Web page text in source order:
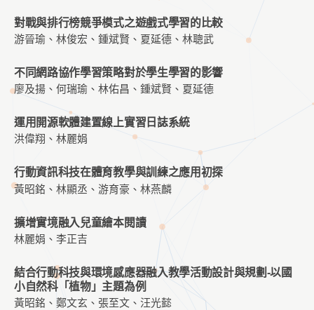
對戰與排行榜競爭模式之遊戲式學習的比較
游晉瑜、林俊宏、鍾斌賢、夏延德、林聰武
不同網路協作學習策略對於學生學習的影響
廖及揚、何瑞瑜、林佑昌、鍾斌賢、夏延德
運用開源軟體建置線上實習日誌系統
洪偉翔、林麗娟
行動資訊科技在體育教學與訓練之應用初探
黃昭銘、林顯丞、游育豪、林燕麟
擴增實境融入兒童繪本閱讀
林麗娟、李正吉
結合行動科技與環境感應器融入教學活動設計與規劃-以國
小自然科「植物」主題為例
黃昭銘、鄭文玄、張至文、汪光懿